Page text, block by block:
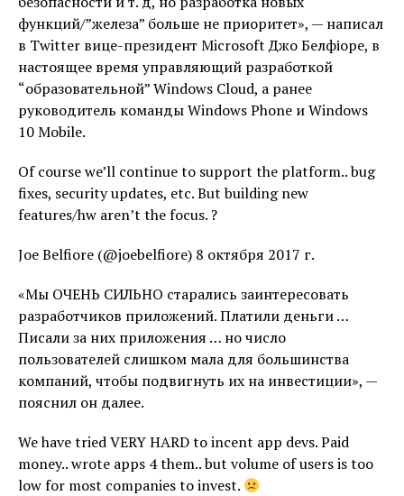
функций/”железа” больше не приоритет», — написал
в Twitter вице-президент Microsoft Джо Белфіоре, в
настоящее время управляющий разработкой
“образовательной” Windows Cloud, а ранее
руководитель команды Windows Phone и Windows
10 Mobile.
Of course we’ll continue to support the platform.. bug
fixes, security updates, etc. But building new
features/hw aren’t the focus. ?
Joe Belfiore (@joebelfiore) 8 октября 2017 г.
«Мы ОЧЕНЬ СИЛЬНО старались заинтересовать
разработчиков приложений. Платили деньги …
Писали за них приложения … но число
пользователей слишком мала для большинства
компаний, чтобы подвигнуть их на инвестиции», —
пояснил он далее.
We have tried VERY HARD to incent app devs. Paid
money.. wrote apps 4 them.. but volume of users is too
low for most companies to invest.